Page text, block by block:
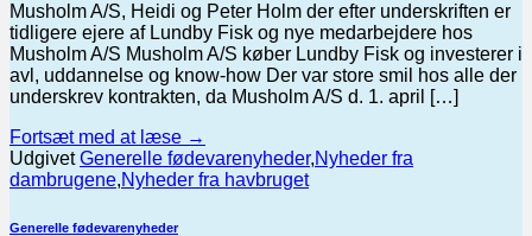
Musholm A/S, Heidi og Peter Holm der efter underskriften er
tidligere ejere af Lundby Fisk og nye medarbejdere hos
Musholm A/S Musholm A/S køber Lundby Fisk og investerer i
avl, uddannelse og know-how Der var store smil hos alle der
underskrev kontrakten, da Musholm A/S d. 1. april […]
Fortsæt med at læse →
UdgivetGenerelle fødevarenyheder,Nyheder fra
dambrugene,Nyheder fra havbruget
Generelle fødevarenyheder